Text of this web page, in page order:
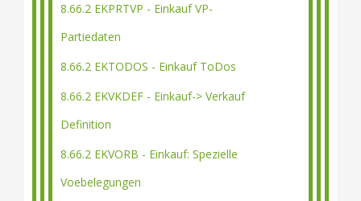
8.66.2 EKPRTVP - Einkauf VP-
Partiedaten
8.66.2 EKTODOS - Einkauf ToDos
8.66.2 EKVKDEF - Einkauf-> Verkauf
Definition
8.66.2 EKVORB - Einkauf: Spezielle
Voebelegungen